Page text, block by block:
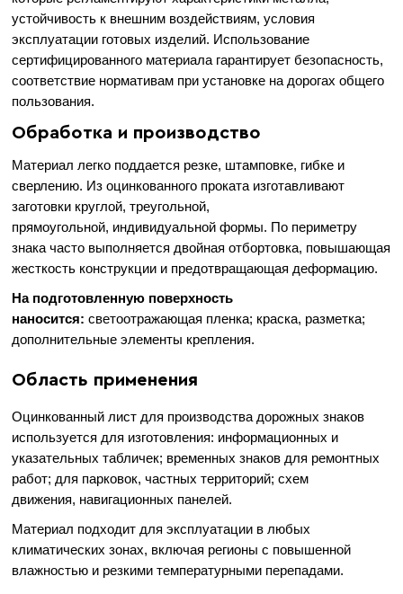
устойчивость к внешним воздействиям, условия
эксплуатации готовых изделий. Использование
сертифицированного материала гарантирует безопасность,
соответствие нормативам при установке на дорогах общего
пользования.
Обработка и производство
Материал легко поддается резке, штамповке, гибке и
сверлению. Из оцинкованного проката изготавливают
заготовки круглой, треугольной,
прямоугольной, индивидуальной формы. По периметру
знака часто выполняется двойная отбортовка, повышающая
жесткость конструкции и предотвращающая деформацию.
На подготовленную поверхность
наносится: светоотражающая пленка; краска, разметка;
дополнительные элементы крепления.
Область применения
Оцинкованный лист для производства дорожных знаков
используется для изготовления: информационных и
указательных табличек; временных знаков для ремонтных
работ; для парковок, частных территорий; схем
движения, навигационных панелей.
Материал подходит для эксплуатации в любых
климатических зонах, включая регионы с повышенной
влажностью и резкими температурными перепадами.